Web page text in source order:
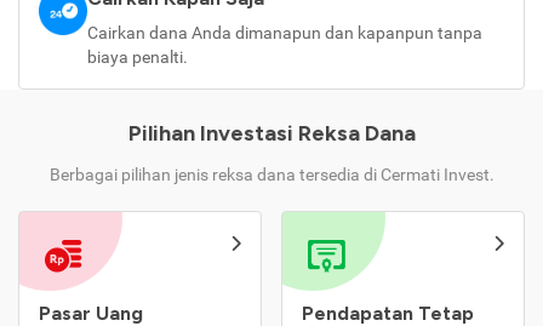
Cairkan dana Anda dimanapun dan kapanpun tanpa
biaya penalti.
Pilihan Investasi Reksa Dana
Berbagai pilihan jenis reksa dana tersedia di Cermati Invest.
Pasar Uang Pendapatan Tetap